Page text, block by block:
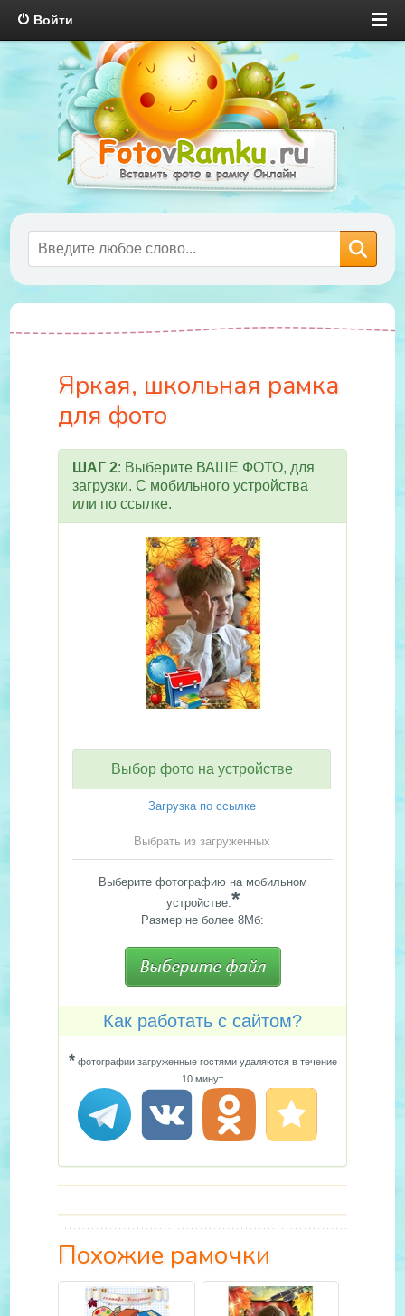
Войти
Яркая, школьная рамка
для фото
ШАГ 2: Выберите ВАШЕ ФОТО, для
загрузки. С мобильного устройства
или по ссылке.
Выбор фото на устройстве
Загрузка по ссылке
Выбрать из загруженных
Выберите фотографию на мобильном
устройстве.*
Размер не более 8Мб:
Как работать с сайтом?
*фотографии загруженные гостями удаляются в течение
10 минут
Похожие рамочки